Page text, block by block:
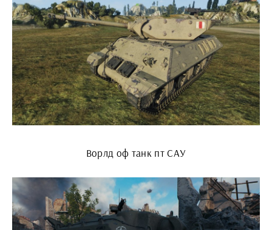
Ворлд оф танк пт САУ